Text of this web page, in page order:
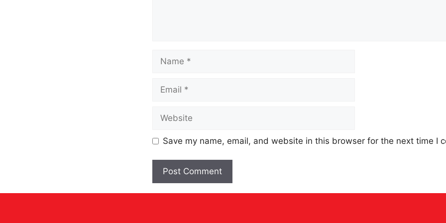
Save my name, email, and website in this browser for the next time I